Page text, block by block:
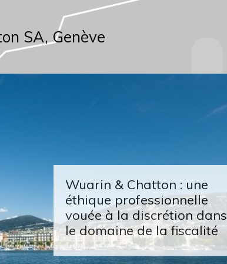
SA, Genève
Wuarin & Chatton : une
éthique professionnelle
vouée à la discrétion dans
le domaine de la fiscalité